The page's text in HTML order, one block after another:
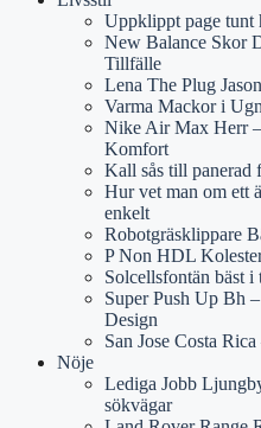
Uppklippt page
New Balance Skor
Tillfälle
Lena The Plug
Varma Mackor i
Nike Air Max Herr
Komfort
Kall sås till panerad
Hur vet man om ett
enkelt
Robotgräsklippare
P Non HDL
Solcellsfontän bäst i
Super Push Up Bh
Design
San Jose Costa
Nöje
Lediga Jobb
sökvägar